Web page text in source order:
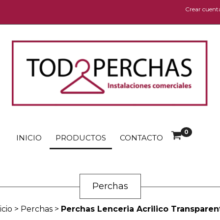
Crear
INICIO PRODUCTOS CONTACTO
0
Perchas
> Perchas > Perchas Lenceria Acrilico